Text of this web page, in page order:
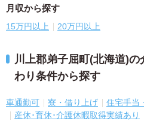
月収から探す
15万円以上 20万円以上
川上郡弟子屈町(北海道)
わり条件から探す
車通勤可 寮・借り上げ 住宅手当
産休･育休･介護休暇取得実績あり